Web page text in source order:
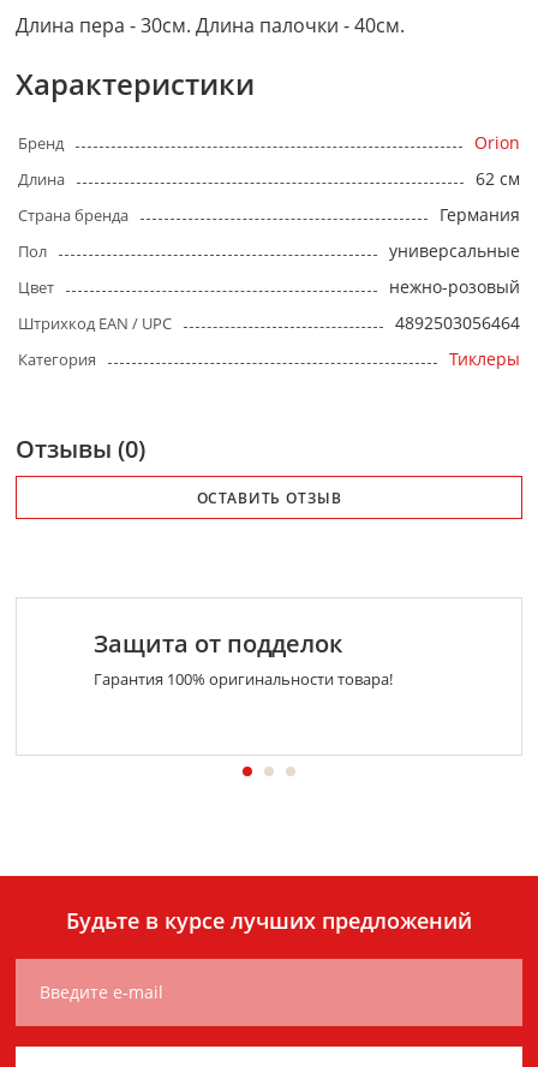
Длина пера - 30см. Длина палочки - 40см.
Характеристики
Бренд Orion
Длина 62 см
Страна бренда Германия
Пол универсальные
Цвет нежно-розовый
Штрихкод EAN / UPC 4892503056464
Категория Тиклеры
Отзывы (0)
ОСТАВИТЬ ОТЗЫВ
Защита от подделок
Гарантия 100% оригинальности товара!
Будьте в курсе лучших предложений
Введите e-mail